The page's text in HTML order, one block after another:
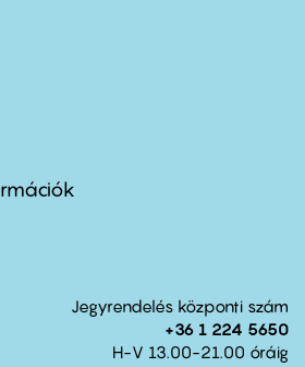
Jegyrendelés központi szám
+36 1 224 5650
H-V 13.00-21.00 óráig